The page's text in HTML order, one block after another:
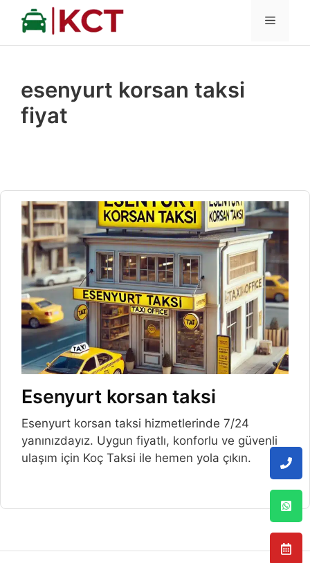
İçeriğe
MENÜ
esenyurt korsan taksi
fiyat
Esenyurt korsan taksi
Esenyurt korsan taksi hizmetlerinde 7/24
yanınızdayız. Uygun fiyatlı, konforlu ve güvenli
ulaşım için Koç Taksi ile hemen yola çıkın.